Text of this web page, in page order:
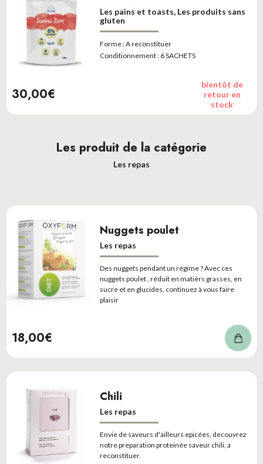
Les pains et toasts, Les produits sans
gluten
Forme :A reconstituer
Conditionnement : 6 SACHETS
30,00€
bientôt de
retour en
stock
Les produit de la catégorie
Les repas
Nuggets poulet
Les repas
Des nuggets pendant un régime ? Avec ces
nuggets poulet , réduit en matièrs grasses, en
sucre et en glucides, continuez à vous faire
plaisir
18,00€
Chili
Les repas
Envie de saveurs d'ailleurs epicées, decouvrez
notre preparation proteinée saveur chili, a
reconstituer.